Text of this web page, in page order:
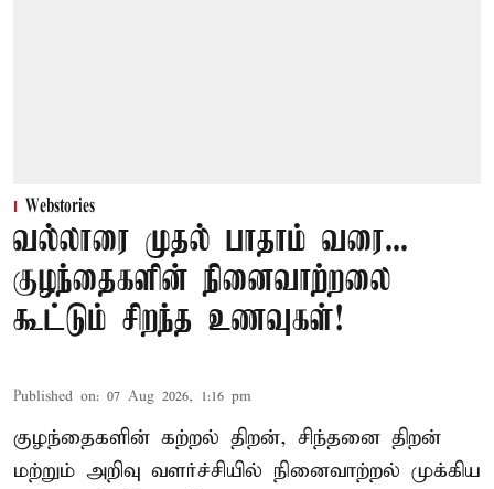
Webstories
வல்லாரை முதல் பாதாம் வரை...
குழந்தைகளின் நினைவாற்றலை
கூட்டும் சிறந்த உணவுகள்!
Published on: 07 Aug 2026, 1:16 pm
குழந்தைகளின் கற்றல் திறன், சிந்தனை திறன்
மற்றும் அறிவு வளர்ச்சியில் நினைவாற்றல் முக்கிய